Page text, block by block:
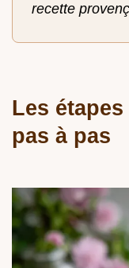
recette
Les
pas à pas